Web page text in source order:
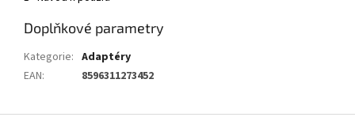
Doplňkové parametry
Kategorie: Adaptéry
EAN: 8596311273452